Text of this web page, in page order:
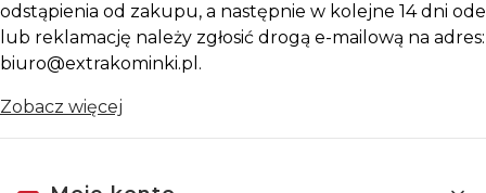
odstąpienia od zakupu, a następnie w kolejne 14 dni
lub reklamację należy zgłosić drogą e-mailową na adres:
biuro@extrakominki.pl.
Zobacz więcej
Linki w stopce